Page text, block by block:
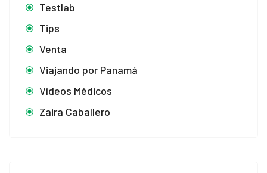
Testlab
Tips
Venta
Viajando por Panamá
Vídeos Médicos
Zaira Caballero